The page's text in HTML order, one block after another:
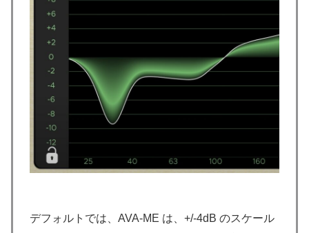
デフォルトでは、AVA-ME は、+/-4dB のスケール